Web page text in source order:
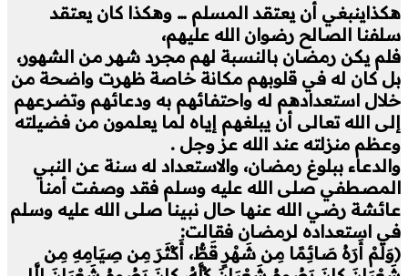
هكذاينبغي أن يعتقد المسلم … وهكذا كان يعتقد
سلفنا الصالح رضوان الله عليهم،
فلم يكن رمضان بالنسبة لهم مجرد شهر من الشهور،
بل كان له في قلوبهم مكانة خاصة ظهرت واضحة من
خلال استعدادهم له واحتفائهم به ودعائهم وتضرعهم
إلى الله تعالى أن يبلغهم إياه لما يعلمون من فضيلته
وعظم منزلته عند الله عز وجل .
والدعاء ببلوغ رمضان، والاستعداد له سنة عن النبي
المصطفي صلى الله عليه وسلم فقد وصفت أمنا
عائشة رضي الله عنها حال نبينا صلى الله عليه وسلم
في استعداده لرمضان فقالت:
(وَلَمْ أَرَهُ صَائِمًا مِن شَهْرٍ قَطُّ، أَكْثَرَ مِن صِيَامِهِ مِن